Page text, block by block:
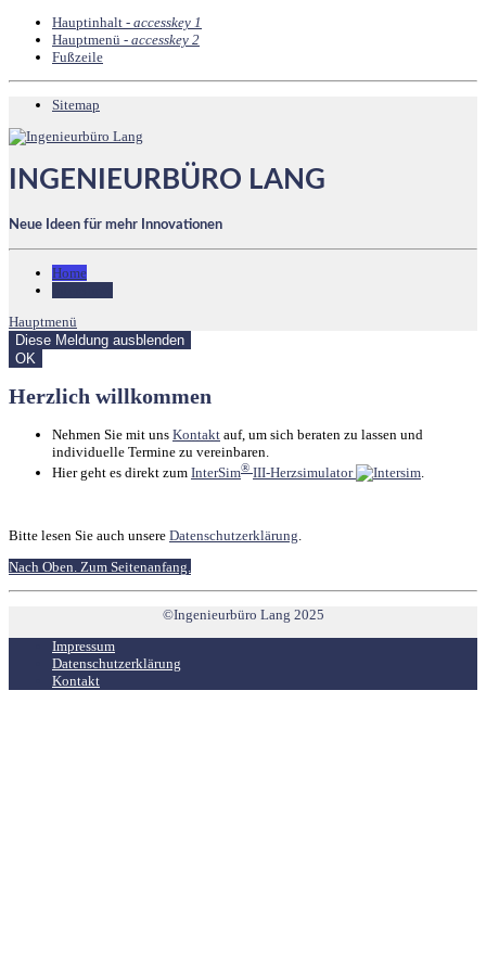
Hauptinhalt - accesskey 1
Hauptmenü - accesskey 2
Fußzeile
Sitemap
INGENIEURBÜRO LANG
Neue Ideen für mehr Innovationen
Home
Hauptmenü
Diese Meldung ausblenden
OK
Herzlich willkommen
Nehmen Sie mit uns Kontakt auf, um sich beraten zu lassen und
individuelle Termine zu vereinbaren.
Hier geht es direkt zum InterSim® III-Herzsimulator .
Bitte lesen Sie auch unsere Datenschutzerklärung.
Nach Oben. Zum Seitenanfang.
©Ingenieurbüro Lang 2025
Impressum
Datenschutzerklärung
Kontakt